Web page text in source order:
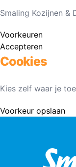
Smaling Kozijnen
Voorkeuren
Accepteren
Cookies
Kies zelf waar je
Voorkeur opslaan